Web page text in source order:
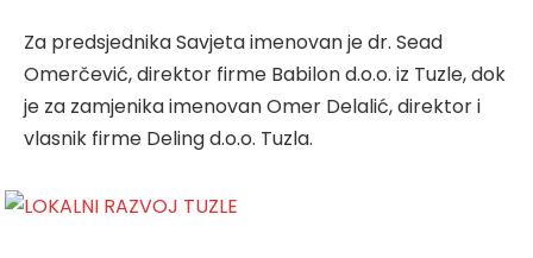
Za predsjednika Savjeta imenovan je dr. Sead
Omerčević, direktor firme Babilon d.o.o. iz Tuzle, dok
je za zamjenika imenovan Omer Delalić, direktor i
vlasnik firme Deling d.o.o. Tuzla.